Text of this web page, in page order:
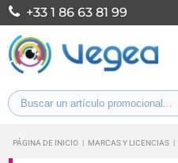
+33 1 86 63 81 99
PÁGINA DE INICIO | MARCAS Y LICENCIAS |